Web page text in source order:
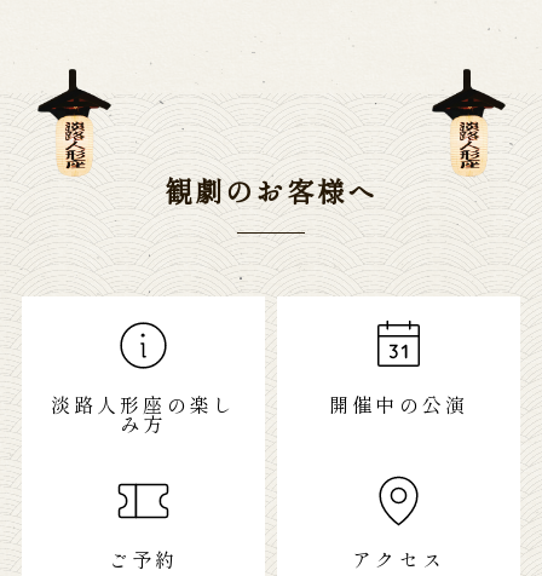
観劇のお客様へ
淡路人形座の楽し
み方
開催中の公演
ご予約 アクセス